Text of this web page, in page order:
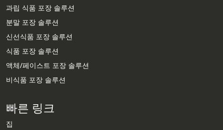
과립 식품 포장 솔루션
분말 포장 솔루션
신선식품 포장 솔루션
식품 포장 솔루션
액체/페이스트 포장 솔루션
비식품 포장 솔루션
빠른 링크
집